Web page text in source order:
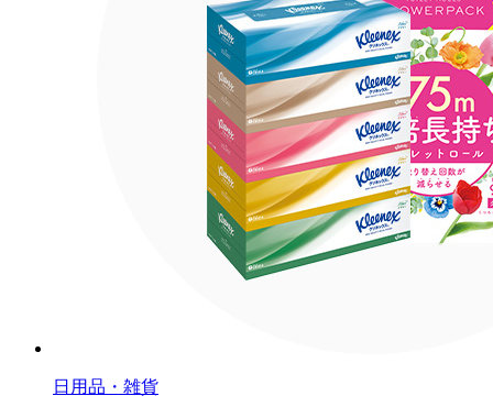
日用品・雑貨